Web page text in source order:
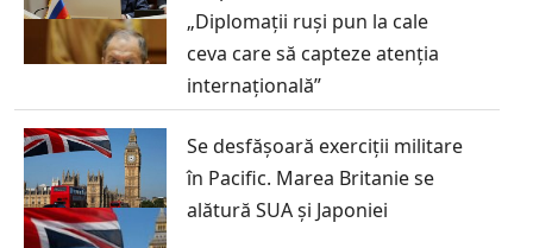
„Diplomații ruși pun la cale
ceva care să capteze atenţia
internaţională”
Se desfășoară exerciții militare
în Pacific. Marea Britanie se
alătură SUA și Japoniei